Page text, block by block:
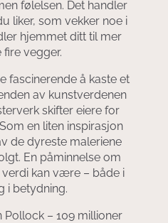
følelsen. Det handler
liker, som vekker noe i
hjemmet ditt til mer
fire vegger.
fascinerende å kaste et
av kunstverdenen
skifter eiere for
en liten inspirasjon
de dyreste maleriene
En påminnelse om
kan være – både i
i betydning.
Pollock – 109 millioner